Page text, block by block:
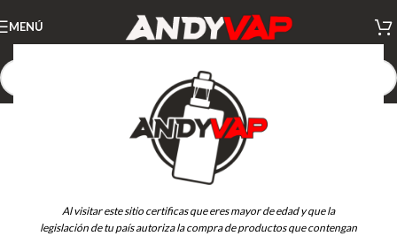
Al visitar este sitio certificas que eres mayor de edad y que la
legislación de tu país autoriza la compra de productos que contengan
MENÚ